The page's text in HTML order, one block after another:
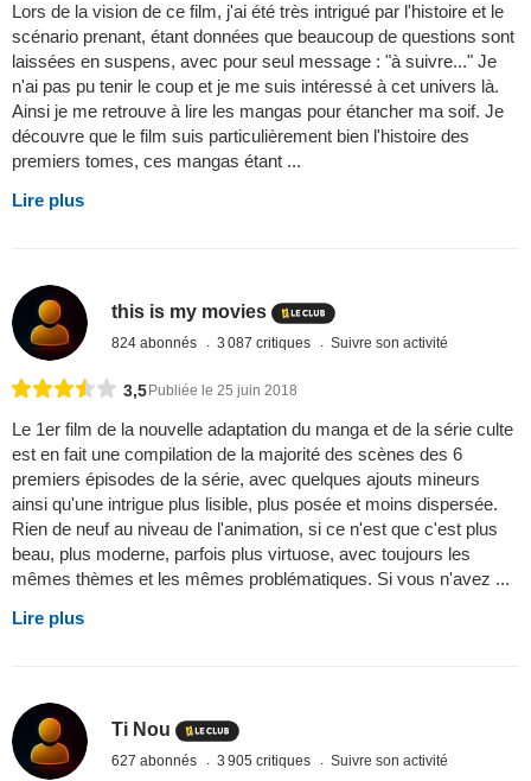
Lors de la vision de ce film, j'ai été très intrigué par l'histoire et le
scénario prenant, étant données que beaucoup de questions sont
laissées en suspens, avec pour seul message : "à suivre..." Je
n'ai pas pu tenir le coup et je me suis intéressé à cet univers là.
Ainsi je me retrouve à lire les mangas pour étancher ma soif. Je
découvre que le film suis particulièrement bien l'histoire des
premiers tomes, ces mangas étant ...
Lire plus
this is my movies
824 abonnés 3 087 critiques Suivre son activité
3,5 Publiée le 25 juin 2018
Le 1er film de la nouvelle adaptation du manga et de la série culte
est en fait une compilation de la majorité des scènes des 6
premiers épisodes de la série, avec quelques ajouts mineurs
ainsi qu'une intrigue plus lisible, plus posée et moins dispersée.
Rien de neuf au niveau de l'animation, si ce n'est que c'est plus
beau, plus moderne, parfois plus virtuose, avec toujours les
mêmes thèmes et les mêmes problématiques. Si vous n'avez ...
Lire plus
Ti Nou
627 abonnés 3 905 critiques Suivre son activité